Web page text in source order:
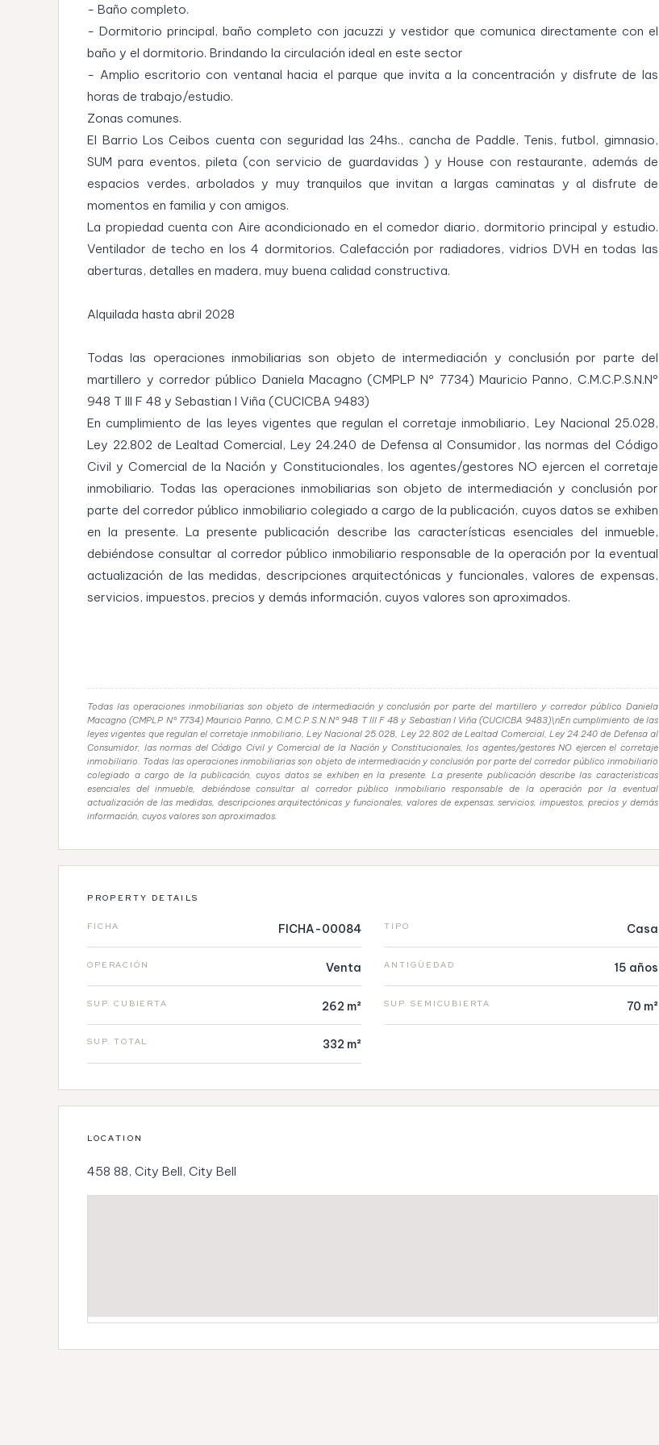
- Baño completo.
- Dormitorio principal, baño completo con jacuzzi y vestidor que comunica directamente con el
baño y el dormitorio. Brindando la circulación ideal en este sector
- Amplio escritorio con ventanal hacia el parque que invita a la concentración y disfrute de las
horas de trabajo/estudio.
Zonas comunes.
El Barrio Los Ceibos cuenta con seguridad las 24hs., cancha de Paddle, Tenis, futbol, gimnasio,
SUM para eventos, pileta (con servicio de guardavidas ) y House con restaurante, además de
espacios verdes, arbolados y muy tranquilos que invitan a largas caminatas y al disfrute de
momentos en familia y con amigos.
La propiedad cuenta con Aire acondicionado en el comedor diario, dormitorio principal y estudio.
Ventilador de techo en los 4 dormitorios. Calefacción por radiadores, vidrios DVH en todas las
aberturas, detalles en madera, muy buena calidad constructiva.
Alquilada hasta abril 2028
Todas las operaciones inmobiliarias son objeto de intermediación y conclusión por parte del
martillero y corredor público Daniela Macagno (CMPLP Nº 7734) Mauricio Panno, C.M.C.P.S.N.Nº
948 T III F 48 y Sebastian I Viña (CUCICBA 9483)
En cumplimiento de las leyes vigentes que regulan el corretaje inmobiliario, Ley Nacional 25.028,
Ley 22.802 de Lealtad Comercial, Ley 24.240 de Defensa al Consumidor, las normas del Código
Civil y Comercial de la Nación y Constitucionales, los agentes/gestores NO ejercen el corretaje
inmobiliario. Todas las operaciones inmobiliarias son objeto de intermediación y conclusión por
parte del corredor público inmobiliario colegiado a cargo de la publicación, cuyos datos se exhiben
en la presente. La presente publicación describe las características esenciales del inmueble,
debiéndose consultar al corredor público inmobiliario responsable de la operación por la eventual
actualización de las medidas, descripciones arquitectónicas y funcionales, valores de expensas,
servicios, impuestos, precios y demás información, cuyos valores son aproximados.
Todas las operaciones inmobiliarias son objeto de intermediación y conclusión por parte del martillero y corredor público Daniela
Macagno (CMPLP N° 7734) Mauricio Panno, C.M.C.P.S.N.N° 948 T III F 48 y Sebastian I Viña (CUCICBA 9483)\nEn cumplimiento de las
leyes vigentes que regulan el corretaje inmobiliario, Ley Nacional 25.028, Ley 22.802 de Lealtad Comercial, Ley 24.240 de Defensa al
Consumidor, las normas del Código Civil y Comercial de la Nación y Constitucionales, los agentes/gestores NO ejercen el corretaje
inmobiliario. Todas las operaciones inmobiliarias son objeto de intermediación y conclusión por parte del corredor público inmobiliario
colegiado a cargo de la publicación, cuyos datos se exhiben en la presente. La presente publicación describe las características
esenciales del inmueble, debiéndose consultar al corredor público inmobiliario responsable de la operación por la eventual
actualización de las medidas, descripciones arquitectónicas y funcionales, valores de expensas, servicios, impuestos, precios y demás
información, cuyos valores son aproximados.
PROPERTY DETAILS
FICHA FICHA-00084 TIPO Casa
OPERACIÓN Venta ANTIGÜEDAD 15 años
SUP. CUBIERTA 262 m² SUP. SEMICUBIERTA 70 m²
SUP. TOTAL 332 m²
LOCATION
458 88, City Bell, City Bell